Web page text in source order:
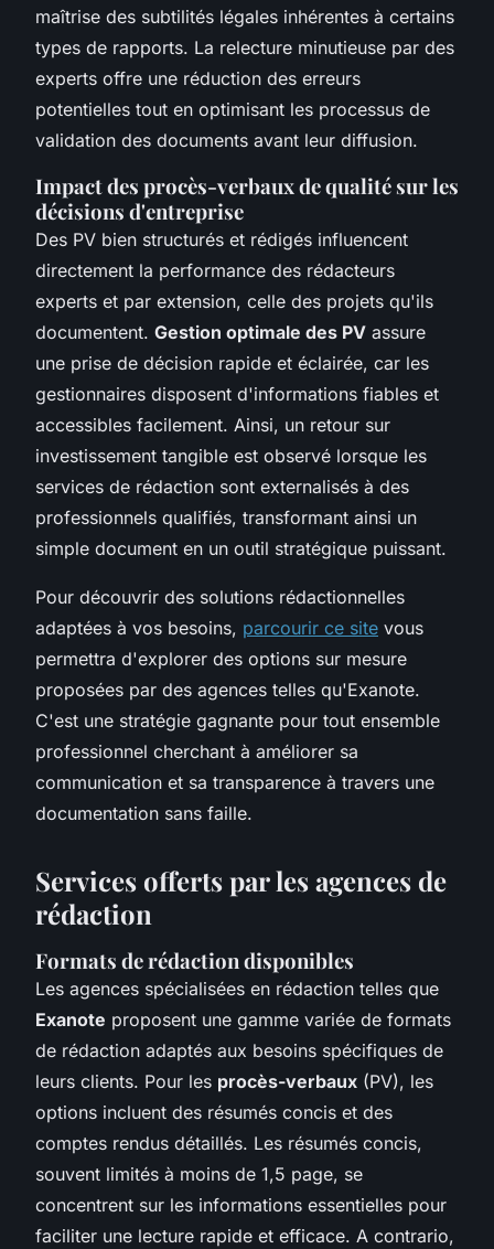
maîtrise des subtilités légales inhérentes à certains
types de rapports. La relecture minutieuse par des
experts offre une réduction des erreurs
potentielles tout en optimisant les processus de
validation des documents avant leur diffusion.
Impact des procès-verbaux de qualité sur les
décisions d'entreprise
Des PV bien structurés et rédigés influencent
directement la performance des rédacteurs
experts et par extension, celle des projets qu'ils
documentent. Gestion optimale des PV assure
une prise de décision rapide et éclairée, car les
gestionnaires disposent d'informations fiables et
accessibles facilement. Ainsi, un retour sur
investissement tangible est observé lorsque les
services de rédaction sont externalisés à des
professionnels qualifiés, transformant ainsi un
simple document en un outil stratégique puissant.
Pour découvrir des solutions rédactionnelles
adaptées à vos besoins, parcourir ce site vous
permettra d'explorer des options sur mesure
proposées par des agences telles qu'Exanote.
C'est une stratégie gagnante pour tout ensemble
professionnel cherchant à améliorer sa
communication et sa transparence à travers une
documentation sans faille.
Services offerts par les agences de
rédaction
Formats de rédaction disponibles
Les agences spécialisées en rédaction telles que
Exanote proposent une gamme variée de formats
de rédaction adaptés aux besoins spécifiques de
leurs clients. Pour les procès-verbaux (PV), les
options incluent des résumés concis et des
comptes rendus détaillés. Les résumés concis,
souvent limités à moins de 1,5 page, se
concentrent sur les informations essentielles pour
faciliter une lecture rapide et efficace. A contrario,